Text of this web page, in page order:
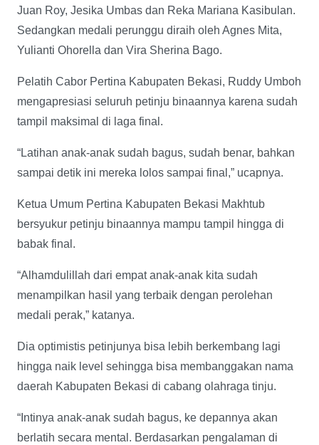
Juan Roy, Jesika Umbas dan Reka Mariana Kasibulan.
Sedangkan medali perunggu diraih oleh Agnes Mita,
Yulianti Ohorella dan Vira Sherina Bago.
Pelatih Cabor Pertina Kabupaten Bekasi, Ruddy Umboh
mengapresiasi seluruh petinju binaannya karena sudah
tampil maksimal di laga final.
“Latihan anak-anak sudah bagus, sudah benar, bahkan
sampai detik ini mereka lolos sampai final,” ucapnya.
Ketua Umum Pertina Kabupaten Bekasi Makhtub
bersyukur petinju binaannya mampu tampil hingga di
babak final.
“Alhamdulillah dari empat anak-anak kita sudah
menampilkan hasil yang terbaik dengan perolehan
medali perak,” katanya.
Dia optimistis petinjunya bisa lebih berkembang lagi
hingga naik level sehingga bisa membanggakan nama
daerah Kabupaten Bekasi di cabang olahraga tinju.
“Intinya anak-anak sudah bagus, ke depannya akan
berlatih secara mental. Berdasarkan pengalaman di